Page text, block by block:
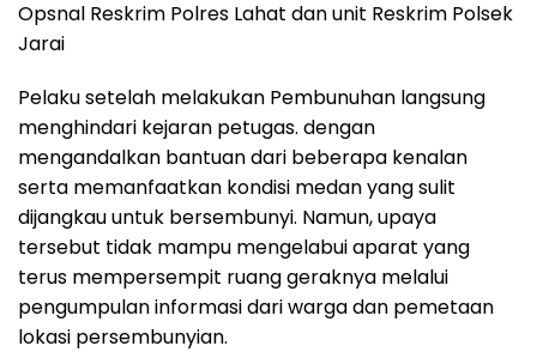
Opsnal Reskrim Polres Lahat dan unit Reskrim Polsek
Jarai
Pelaku setelah melakukan Pembunuhan langsung
menghindari kejaran petugas. dengan
mengandalkan bantuan dari beberapa kenalan
serta memanfaatkan kondisi medan yang sulit
dijangkau untuk bersembunyi. Namun, upaya
tersebut tidak mampu mengelabui aparat yang
terus mempersempit ruang geraknya melalui
pengumpulan informasi dari warga dan pemetaan
lokasi persembunyian.